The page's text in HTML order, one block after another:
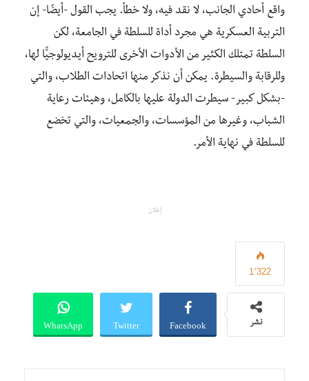
واقع أحادي الجانب، لا نقد فيه، ولا خطأ. يجب القول -أيضًا- إن
التربية العسكرية هي مجرد أداة للسلطة في الجامعة، لكن
السلطة تمتلك الكثير من الأدوات الأخرى للترويح أيديولوجيًّا لها،
وللرقابة والسيطرة. يمكن أن نذكر منها اتحادات الطلاب، والتي
-بشكل كبير- سيطرت الدولة عليها بالكامل، وهيئات رعاية
الشباب، وغيرها من المؤسسات، والجمعيات، والتي تخضع
للسلطة في نهاية الأمر.
إعلان
1٬322
نشر Facebook
Twitter
WhatsApp